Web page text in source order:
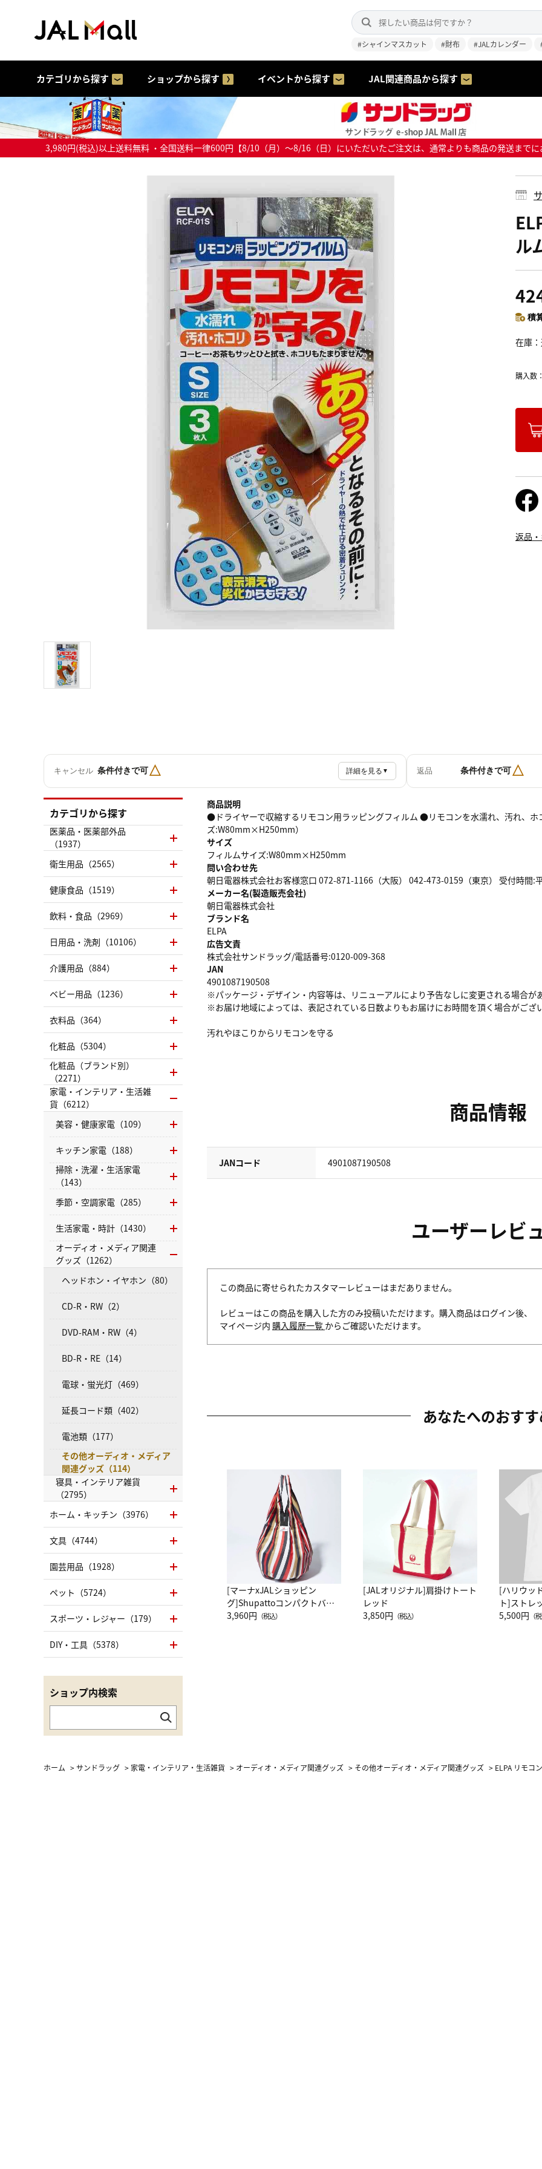
#シャインマスカット #財布 #JALカレンダー
カテゴリから探す ショップから探す イベントから探す JAL関連商品から探す
3,980円(税込)以上送料無料 ・全国送料一律600円【8/10（月）～8/16（日）にいただいたご注文は、通常よりも商品の発送まで
ル
積
在庫
購入数
返品
キャンセル 条件付きで可△ 詳細を見る ▼ 返品 条件付きで可△
商品説明
●ドライヤーで収縮するリモコン用ラッピングフィルム ●リモコンを水濡れ、汚れ、
ズ:W80mm×H250mm）
サイズ
フィルムサイズ:W80mm×H250mm
問い合わせ先
朝日電器株式会社お客様窓口 072-871-1166（大阪） 042-473-0159（東京） 受付時間
メーカー名(製造販売会社)
朝日電器株式会社
ブランド名
ELPA
広告文責
株式会社サンドラッグ/電話番号:0120-009-368
JAN
4901087190508
※パッケージ・デザイン・内容等は、リニューアルにより予告なしに変更される場合が
※お届け地域によっては、表記されている日数よりもお届けにお時間を頂く場合がござ
汚れやほこりからリモコンを守る
商品情報
JANコード 4901087190508
ユーザーレビ
この商品に寄せられたカスタマーレビューはまだありません。
レビューはこの商品を購入した方のみ投稿いただけます。購入商品はログイン後、
マイページ内 購入履歴一覧 からご確認いただけます。
あなたへのおす
[マーナxJALショッピン
グ]Shupattoコンパクトバッ
グ Drop JAL客室乗務員
3,960円 （税込）
[JALオリジナル]肩掛けトート
レッド
3,850円 （税込）
[ハリウッ
ト]ストレ
ーネック
5,500円 （
カテゴリから探す
医薬品・医薬部外品
（1937）
衛生用品（2565）
健康食品（1519）
飲料・食品（2969）
日用品・洗剤（10106）
介護用品（884）
ベビー用品（1236）
衣料品（364）
化粧品（5304）
化粧品（ブランド別）
（2271）
家電・インテリア・生活雑
貨（6212）
美容・健康家電（109）
キッチン家電（188）
掃除・洗濯・生活家電
（143）
季節・空調家電（285）
生活家電・時計（1430）
オーディオ・メディア関連
グッズ（1262）
ヘッドホン・イヤホン（80）
CD-R・RW（2）
DVD-RAM・RW（4）
BD-R・RE（14）
電球・蛍光灯（469）
延長コード類（402）
電池類（177）
その他オーディオ・メディア
関連グッズ（114）
寝具・インテリア雑貨
（2795）
ホーム・キッチン（3976）
文具（4744）
園芸用品（1928）
ペット（5724）
スポーツ・レジャー（179）
DIY・工具（5378）
ショップ内検索
ホーム >サンドラッグ > 家電・インテリア・生活雑貨 > オーディオ・メディア関連グッズ > その他オーディオ・メディア関連グッズ > ELPA リモコ